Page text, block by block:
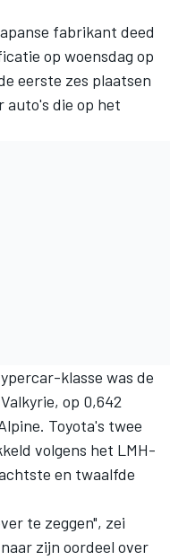
fabrikant deed
op woensdag op
eerste zes plaatsen
auto's die op het
klasse was de
op 0,642
. Toyota's twee
volgens het LMH-
en twaalfde
te zeggen", zei
zijn oordeel over